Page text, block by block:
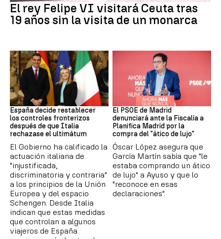
El rey Felipe VI visitará Ceuta tras
19 años sin la visita de un monarca
CRISIS MIGRATORIA
España decide restablecer
los controles fronterizos
después de que Italia
rechazase el ultimátum
El Gobierno ha calificado la
actuación italiana de
"injustificada,
discriminatoria y contraria"
a los principios de la Unión
Europea y del espacio
Schengen. Desde Italia
indican que estas medidas
que controlan a algunos
viajeros de España
PSOE MADRID
El PSOE de Madrid
denunciará ante la Fiscalía a
Planifica Madrid por la
compra del "ático de lujo"
Óscar López asegura que
García Martín sabía que "le
estaba comprando un ático
de lujo" a Ayuso y que lo
"reconoce en esas
declaraciones".